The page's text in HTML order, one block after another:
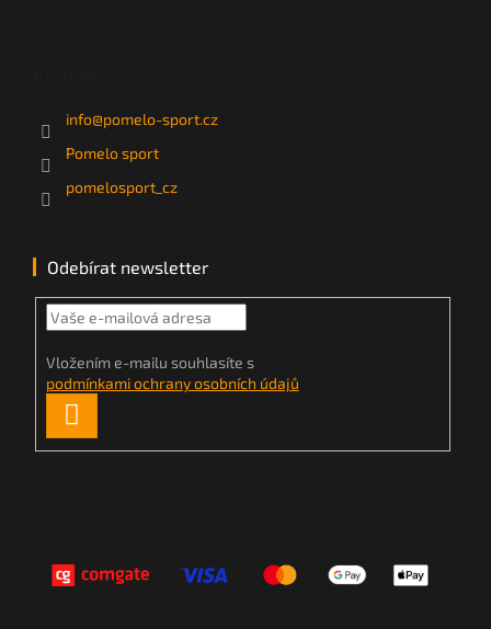
info@pomelo-sport.cz
Pomelo sport
pomelosport_cz
Odebírat newsletter
Vložením e-mailu souhlasíte s
podmínkami ochrany osobních údajů
SE